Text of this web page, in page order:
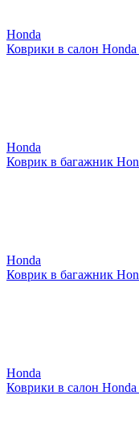
Honda
Коврики в салон
Honda
Коврик в багажник
Honda
Коврик в багажник
Honda
Коврики в салон